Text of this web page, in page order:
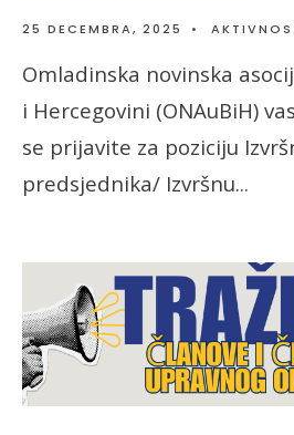
25 DECEMBRA, 2025 •
Omladinska novinska
i Hercegovini (ONAuBiH)
se prijavite za poziciju
predsjednika/ Izvršnu...